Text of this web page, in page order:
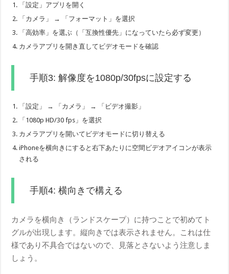
「設定」アプリを開く
「カメラ」 → 「フォーマット」を選択
「高効率」を選ぶ（「互換性優先」になっていたら必ず変更）
カメラアプリを開き直してビデオモードを確認
手順3: 解像度を1080p/30fpsに設定する
「設定」 → 「カメラ」 → 「ビデオ撮影」
「1080p HD/30 fps」を選択
カメラアプリを開いてビデオモードに切り替える
iPhoneを横向きにすると右下あたりに空間ビデオアイコンが表示
される
手順4: 横向きで構える
カメラを横向き（ランドスケープ）に持つことで初めてト
グルが出現します。縦向きでは表示されません。これは仕
様であり不具合ではないので、見落とさないよう注意しま
しょう。